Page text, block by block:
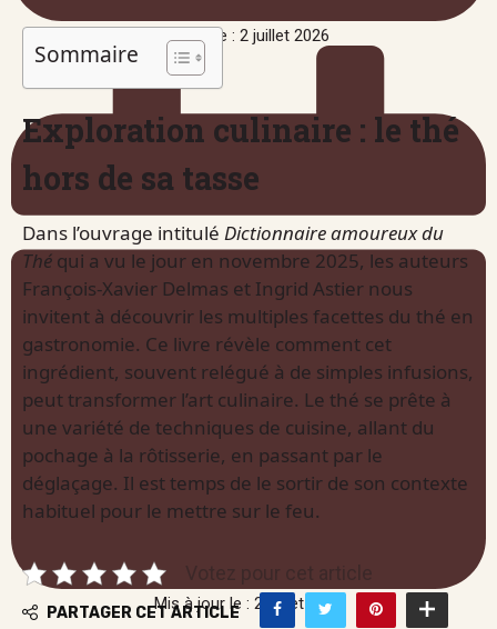
Publié le : 2 juillet 2026
Mis à jour le : 2 juillet 2026
Sommaire
Exploration culinaire : le thé
hors de sa tasse
Dans l’ouvrage intitulé Dictionnaire amoureux du
Thé qui a vu le jour en novembre 2025, les auteurs
François-Xavier Delmas et Ingrid Astier nous
invitent à découvrir les multiples facettes du thé en
gastronomie. Ce livre révèle comment cet
ingrédient, souvent relégué à de simples infusions,
peut transformer l’art culinaire. Le thé se prête à
une variété de techniques de cuisine, allant du
pochage à la rôtisserie, en passant par le
déglaçage. Il est temps de le sortir de son contexte
habituel pour le mettre sur le feu.
Votez pour cet article
PARTAGER CET ARTICLE